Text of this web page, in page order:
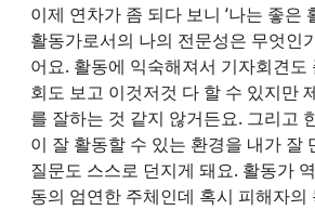
이제 연차가 좀 되다 보니 ‘나는 좋은
활동가로서의 나의 전문성은 무엇인
어요. 활동에 익숙해져서 기자회견도
회도 보고 이것저것 다 할 수 있지만
를 잘하는 것 같지 않거든요. 그리고
이 잘 활동할 수 있는 환경을 내가 잘
질문도 스스로 던지게 돼요. 활동가
동의 엄연한 주체인데 혹시 피해자의